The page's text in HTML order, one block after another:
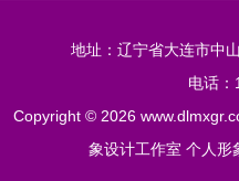
地址：辽宁省大连市中
电话
Copyright © 2026
象设计工作室 个人形